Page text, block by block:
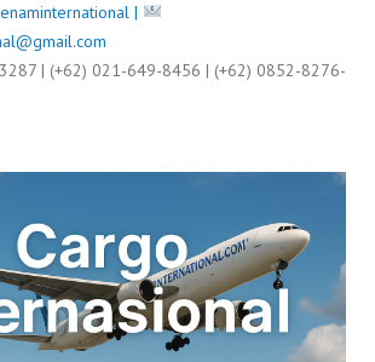
|
| (+62) 021-649-8456 | (+62) 0852-8276-